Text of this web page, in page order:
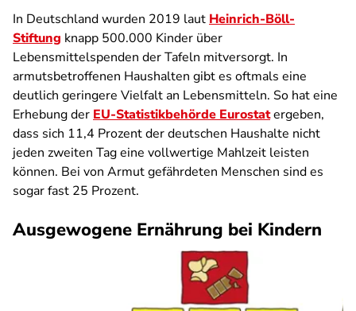
In Deutschland wurden 2019 laut Heinrich-Böll-
Stiftung knapp 500.000 Kinder über
Lebensmittelspenden der Tafeln mitversorgt. In
armutsbetroffenen Haushalten gibt es oftmals eine
deutlich geringere Vielfalt an Lebensmitteln. So hat eine
Erhebung der EU-Statistikbehörde Eurostatergeben,
dass sich 11,4 Prozent der deutschen Haushalte nicht
jeden zweiten Tag eine vollwertige Mahlzeit leisten
können. Bei von Armut gefährdeten Menschen sind es
sogar fast 25 Prozent.
Ausgewogene Ernährung bei Kindern